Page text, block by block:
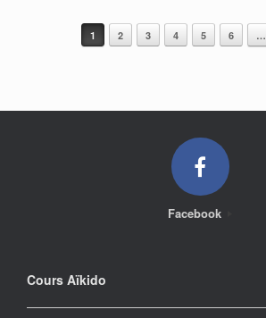
Post navigation
1 2 3 4 5 6 …
Facebook
Cours Aïkido